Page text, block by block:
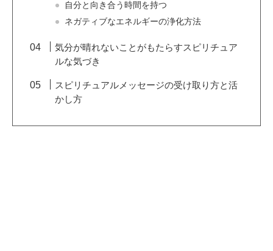
自分と向き合う時間を持つ
ネガティブなエネルギーの浄化方法
気分が晴れないことがもたらすスピリチュア
ルな気づき
スピリチュアルメッセージの受け取り方と活
かし方